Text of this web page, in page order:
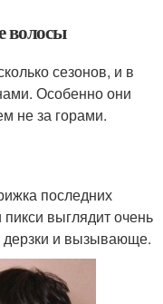
волосы
сезонов, и в
Особенно они
не за горами.
последних
выглядит очень
дерзки и вызывающе.